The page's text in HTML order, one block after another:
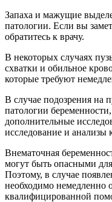
Запаха и мажущие
патологии. Если вы
обратитесь к врачу.
В некоторых случаях
схватки и обильное
которые требуют
В случае подозрения на
патологии
дополнительные
исследование и анализы
Внематочная
могут быть опасными
Поэтому, в случае
необходимо немедленно
квалифицированной